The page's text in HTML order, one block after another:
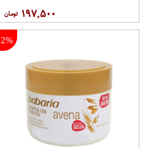
۱۹۷,۵۰۰
2%